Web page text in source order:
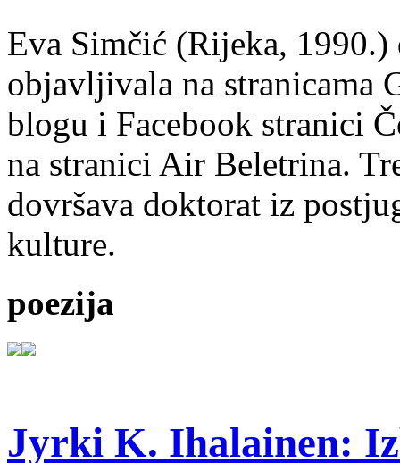
Eva Simčić (Rijeka, 1990.)
objavljivala na stranicama
blogu i Facebook stranici
na stranici Air Beletrina.
dovršava doktorat iz
kulture.
poezija
Jyrki K. Ihalainen: